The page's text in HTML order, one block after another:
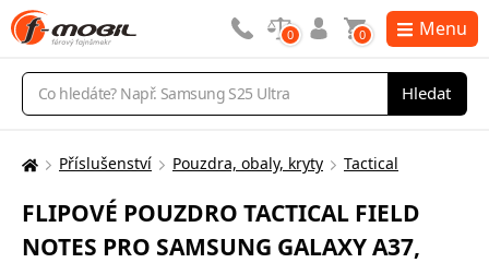
Vyhledávání
Hledat
0 0 Menu
Zde
nacházíte:
Příslušenství Pouzdra, obaly, kryty Tactical
FLIPOVÉ POUZDRO TACTICAL FIELD
NOTES PRO SAMSUNG GALAXY A37,